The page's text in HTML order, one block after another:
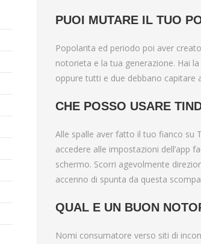
PUOI MUTARE IL TUO
Popolarita ed periodo poi aver
notorieta e la tua generazione. Hai
oppure tutti e due debbano capitare
CHE POSSO USARE
Alle spalle aver fatto il tuo fianco su
accedere alle impostazioni dell’app
schermo. Scorri agevolmente
accenno di spunta da questa
QUAL E UN BUON
Nomi consumatore verso siti di